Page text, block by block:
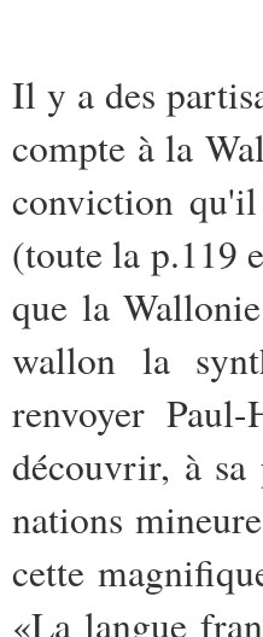
Il y a des
compte à la
conviction
(toute la p.119
que la
wallon la
renvoyer
découvrir, à
nations
cette
«La langue